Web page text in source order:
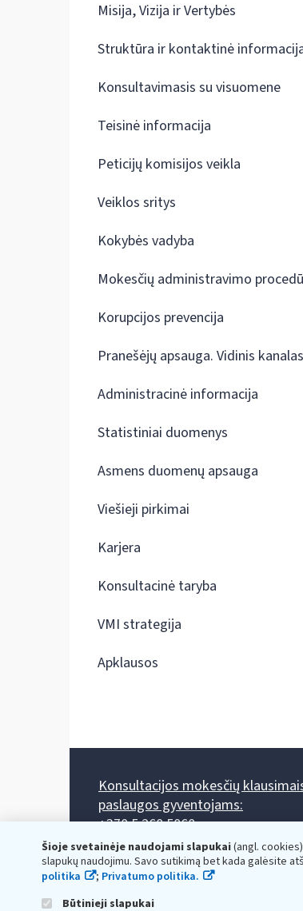
Šioje svetainėje naudojami slapukai(angl.
slapukų naudojimu. Savo sutikimą bet kada galėsite
politika
; Privatumo politika.
Būtinieji slapukai
Misija, Vizija ir Vertybės
Struktūra ir kontaktinė
Konsultavimasis su visuomene
Teisinė informacija
Peticijų komisijos veikla
Veiklos sritys
Kokybės vadyba
Mokesčių administravimo
Korupcijos prevencija
Pranešėjų apsauga. Vidinis kanalas
Administracinė informacija
Statistiniai duomenys
Asmens duomenų apsauga
Viešieji pirkimai
Karjera
Konsultacinė taryba
VMI strategija
Apklausos
Konsultacijos mokesčių
paslaugos gyventojams:
+370 5 260 5060
Darbo laikas: I-IV 8.00-17.00, V 8.00-
Prieššventinę dieną - viena valanda trumpiau.
Kiekvieno mėnesio antrą penktadienį 8.00 val. -
Mano VMI